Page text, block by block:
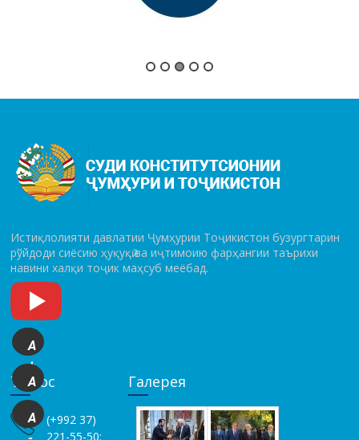
Истиқлолияти давлатии Ҷумҳурии Тоҷикистон бузургтарин
рўй­до­ди сиёсию ҳуқуқӣ ва иҷтимоию фарҳангии таърихи
навини халқи тоҷик маҳсуб меёбад.
Тамос
(+992 37)
221-55-50;
Галерея
A
+
A
A